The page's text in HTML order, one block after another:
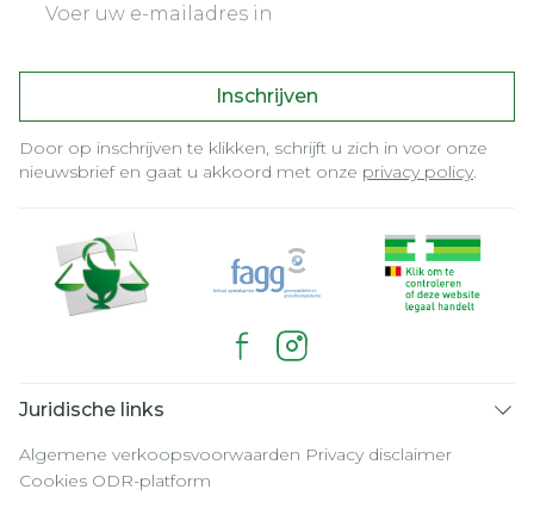
Inschrijven
Door op inschrijven te klikken, schrijft u zich in voor onze
nieuwsbrief en gaat u akkoord met onze privacy policy.
Juridische links
Algemene verkoopsvoorwaarden Privacy disclaimer
Cookies ODR-platform